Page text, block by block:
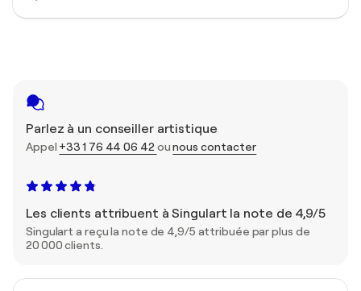
Parlez à un conseiller artistique
Appel +33 1 76 44 06 42 ounous contacter
Les clients attribuent à Singulart la note de 4,9/5
Singulart a reçu la note de 4,9/5 attribuée par plus de
20 000 clients.